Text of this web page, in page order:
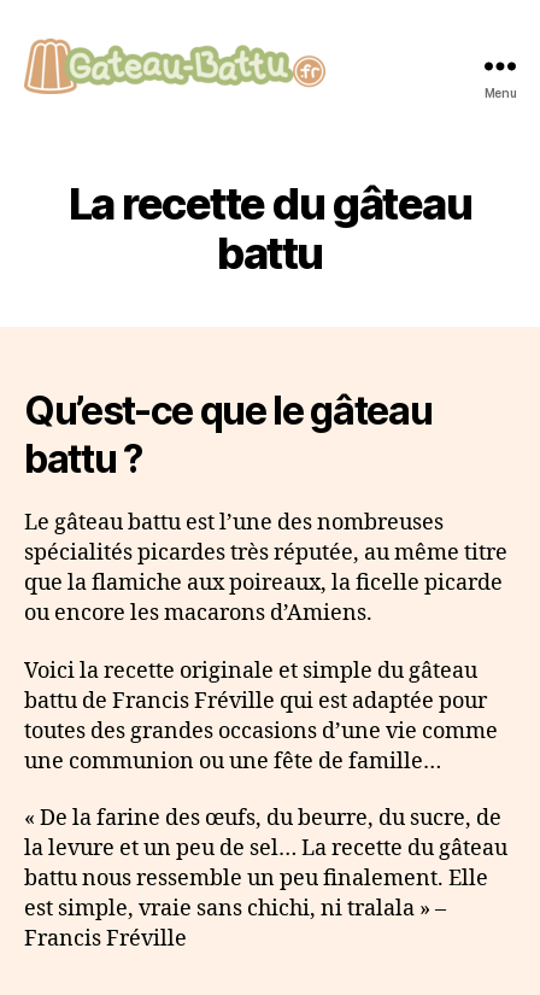
Menu
La recette du gâteau
battu
Qu’est-ce que le gâteau
battu ?
Le gâteau battu est l’une des nombreuses
spécialités picardes très réputée, au même titre
que la flamiche aux poireaux, la ficelle picarde
ou encore les macarons d’Amiens.
Voici la recette originale et simple du gâteau
battu de Francis Fréville qui est adaptée pour
toutes des grandes occasions d’une vie comme
une communion ou une fête de famille…
« De la farine des œufs, du beurre, du sucre, de
la levure et un peu de sel… La recette du gâteau
battu nous ressemble un peu finalement. Elle
est simple, vraie sans chichi, ni tralala » –
Francis Fréville